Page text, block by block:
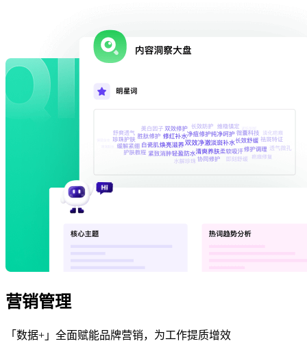
营销管理
「数据+」全面赋能品牌营销，为工作提质增效